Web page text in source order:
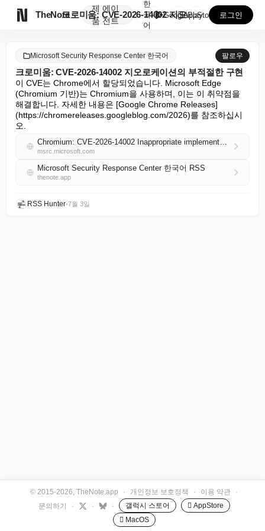
TheNote
제
품
에이
전트
크로미움: CVE-2026-14002 지오로케이션의 부...
한
국
어
GooglePlay
AppStore 로그인
Microsoft Security Response Center 한국어 팔로우
크로미움: CVE-2026-14002 지오로케이션의 부적절한 구현
이 CVE는 Chrome에서 할당되었습니다. Microsoft Edge
(Chromium 기반)는 Chromium을 사용하며, 이는 이 취약점을
해결합니다. 자세한 내용은 [Google Chrome Releases]
(https://chromereleases.googleblog.com/2026)를 참조하십시
오.
Chromium: CVE-2026-14002 Inappropriate implementation in Geolocation
msrc.microsoft.com
Microsoft Security Response Center 한국어 RSS
thenote.app
RSS Hunter•7월 3일
© 2015-2026, TheNote.app · 개인정보 보호정책 · 이용 약관
·
문의하기
· · · 갤럭시 스토어
 AppStore
 MacOS